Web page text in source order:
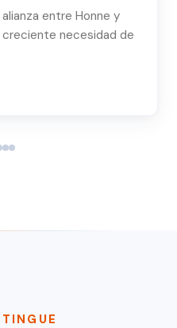
entre Honne y
creciente necesidad de